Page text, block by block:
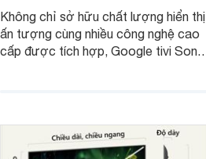
Không chỉ sở hữu chất lượng hiển thị
ấn tượng cùng nhiều công nghệ cao
cấp được tích hợp, Google tivi Sony